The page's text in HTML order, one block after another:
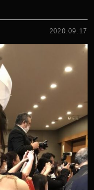
2020.09.17